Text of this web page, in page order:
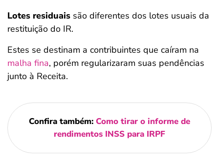
Lotes residuais são diferentes dos lotes usuais da
restituição do IR.
Estes se destinam a contribuintes que caíram na
malha fina, porém regularizaram suas pendências
junto à Receita.
Confira também: Como tirar o informe de
rendimentos INSS para IRPF